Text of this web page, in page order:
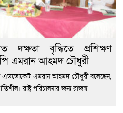
দক্ষতা বৃদ্ধিতে প্রশিক্ষণ
এমরান আহমদ চৌধুরী
এমরান আহমদ চৌধুরী বলেছেন,
রাষ্ট্র পরিচালনার জন্য রাজস্ব